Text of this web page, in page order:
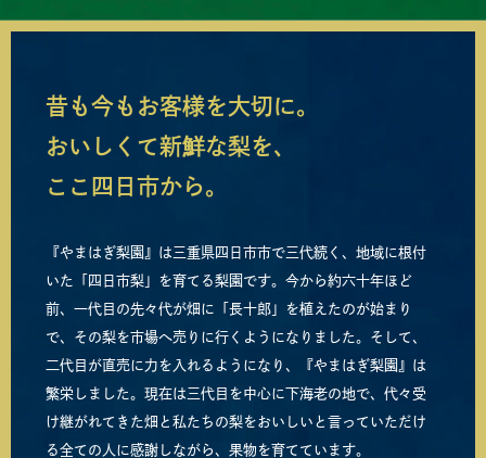
昔も今もお客様を大切に。
おいしくて新鮮な梨を、
ここ四日市から。
『やまはぎ梨園』は三重県四日市市で三代続く、地域に根付
いた「四日市梨」を育てる梨園です。今から約六十年ほど
前、一代目の先々代が畑に「長十郎」を植えたのが始まり
で、 その梨を市場へ売りに行くようになりました。 そして、
二代目が直売に力を入れるようになり、
『やまはぎ梨園』は
繁栄しました。現在は三代目を中心に下海老の地で、代々受
け継がれてきた畑と私たちの梨をおいしいと言っていただけ
る全ての人に感謝しながら、果物を育てています。